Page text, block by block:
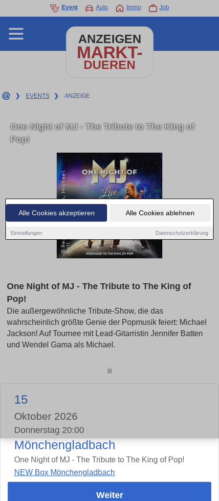
Alle Cookies akzeptieren Alle Cookies ablehnen
Einstellungen Datenschutzerklärung
Event Auto Immo Job
ANZEIGEN
MARKT-
DUEREN
❯ EVENTS ❯ ANZEIGE
One Night of MJ - The Tribute to The King of
Pop!
One Night of MJ - The Tribute to The King of
Pop!
Die außergewöhnliche Tribute-Show, die das
wahrscheinlich größte Genie der Popmusik feiert: Michael
Jackson! Auf Tournee mit Lead-Gitarristin Jennifer Batten
und Wendel Gama als Michael.
jjj
15
Oktober 2026
Donnerstag 20:00
Mönchengladbach
One Night of MJ - The Tribute to The King of Pop!
NEW Box Mönchengladbach
Weiter